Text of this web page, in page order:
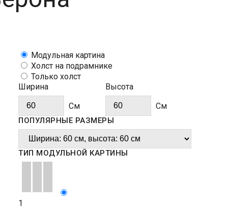
Модульная картина
Холст на подрамнике
Только холст
Ширина
Cм
Высота
Cм
ПОПУЛЯРНЫЕ РАЗМЕРЫ
ТИП МОДУЛЬНОЙ КАРТИНЫ
1